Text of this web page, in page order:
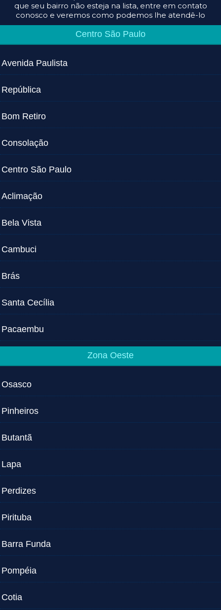
que seu bairro não esteja na lista, entre em contato
conosco e veremos como podemos lhe atendê-lo
Centro São Paulo
Avenida Paulista
República
Bom Retiro
Consolação
Centro São Paulo
Aclimação
Bela Vista
Cambuci
Brás
Santa Cecília
Pacaembu
Zona Oeste
Osasco
Pinheiros
Butantã
Lapa
Perdizes
Pirituba
Barra Funda
Pompéia
Cotia